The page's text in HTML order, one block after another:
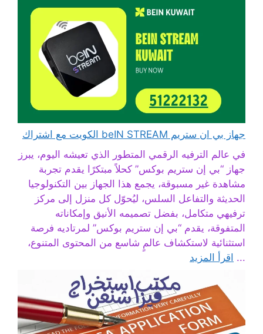
جهاز بي ان ستريم beIN STREAM الكويت مع اشتراك
في عالم الترفيه الرقمي المتطور الذي تعيشه اليوم، يبرز
جهاز “بي إن ستريم بوكس” كحلاً مبتكرًا يقدم تجربة
مشاهدة غير مسبوقة، يجمع هذا الجهاز بين التكنولوجيا
الحديثة والتفاعل السلس، ليُحوّل كل منزل إلى مركز
ترفيهي متكامل، بفضل تصميمه الأنيق وإمكاناته
المتفوقة، يقدم “بي إن ستريم بوكس” لمرتاديه فرصة
استثنائية لاستكشاف عالمٍ شاسع من المحتوى المتنوع،
... اقرأ المزيد